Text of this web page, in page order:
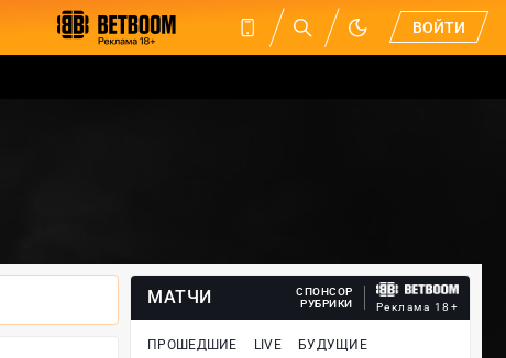
ВОЙТИ
МАТЧИ
СПОНСОР
РУБРИКИ
Реклама 18+
ПРОШЕДШИЕ LIVE БУДУЩИЕ